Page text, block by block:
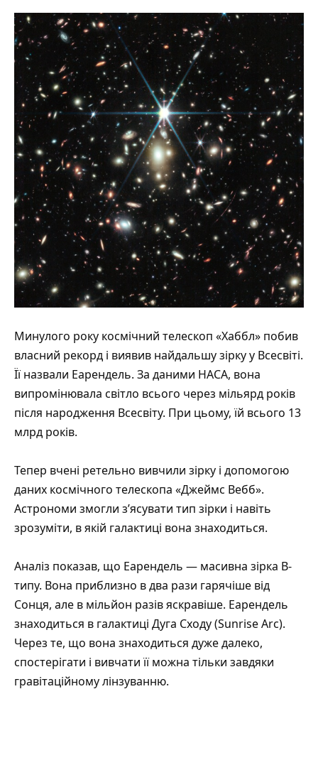
Минулого року космічний телескоп «Хаббл» побив
власний рекорд і виявив найдальшу зірку у Всесвіті.
Її назвали Еарендель. За даними НАСА, вона
випромінювала світло всього через мільярд років
після народження Всесвіту. При цьому, їй всього 13
млрд років.
Тепер вчені ретельно вивчили зірку і допомогою
даних космічного телескопа «Джеймс Вебб».
Астрономи змогли з’ясувати тип зірки і навіть
зрозуміти, в якій галактиці вона знаходиться.
Аналіз показав, що Еарендель — масивна зірка B-
типу. Вона приблизно в два рази гарячіше від
Сонця, але в мільйон разів яскравіше. Еарендель
знаходиться в галактиці Дуга Сходу (Sunrise Arc).
Через те, що вона знаходиться дуже далеко,
спостерігати і вивчати її можна тільки завдяки
гравітаційному лінзуванню.